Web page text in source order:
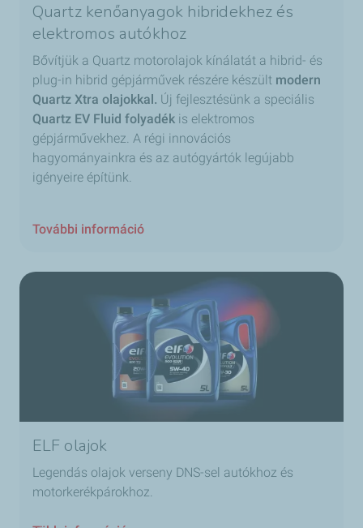
Quartz kenőanyagok hibridekhez és
elektromos autókhoz
Bővítjük a Quartz motorolajok kínálatát a hibrid- és
plug-in hibrid gépjárművek részére készült modern
Quartz Xtra olajokkal. Új fejlesztésünk a speciális
Quartz EV Fluid folyadék is elektromos
gépjárművekhez. A régi innovációs
hagyományainkra és az autógyártók legújabb
igényeire építünk.
További információ
ELF olajok
Legendás olajok verseny DNS-sel autókhoz és
motorkerékpárokhoz.